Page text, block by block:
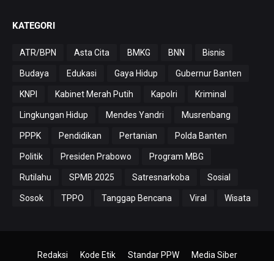
KATEGORI
ATR/BPN Asta Cita BMKG BNN Bisnis
Budaya Edukasi Gaya Hidup Gubernur Banten
KNPI Kabinet Merah Putih Kapolri Kriminal
Lingkungan Hidup Mendes Yandri Musrenbang
PPPK Pendidikan Pertanian Polda Banten
Politik Presiden Prabowo Program MBG
Rutilahu SPMB 2025 Satresnarkoba Sosial
Sosok TPPO Tanggap Bencana Viral Wisata
Redaksi Kode Etik Standar PPW Media Siber